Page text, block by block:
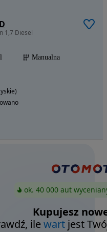
1,7 Diesel
Manualna
ok. 40 000 aut
Kupujesz
ilewart jest